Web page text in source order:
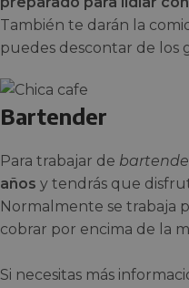
También te darán la
puedes descontar de los
Bartender
Para trabajar de
años y tendrás que
Normalmente se trabaja
cobrar por encima de la
Si necesitas más